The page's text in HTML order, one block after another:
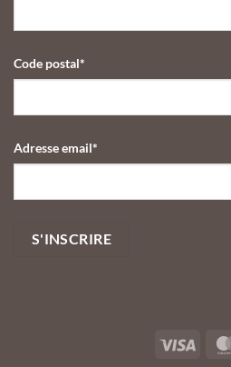
Code postal*
Adresse email*
Visa